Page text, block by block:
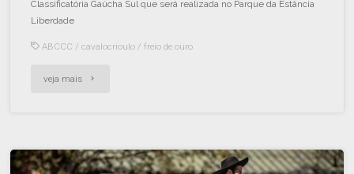
Classificatória Gaúcha Sul que será realizada no Parque da Estância
Liberdade
ABCCC /cavalocrioulo /freio de ouro
veja mais